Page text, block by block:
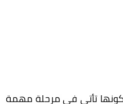
كونها تأتي في مرحلة مهمة